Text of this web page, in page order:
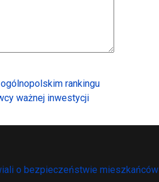
rankingu
ważnej inwestycji
o bezpieczeństwie mieszkańców